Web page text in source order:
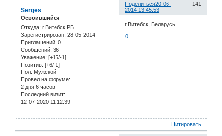
Поделиться 141
20-06-
2014 13:45:53
Serges
Освоившийся
Откуда: г.Витебск РБ
Зарегистрирован: 28-05-2014
Приглашений: 0
Сообщений: 36
Уважение: [+15/-1]
Позитив: [+6/-1]
Пол: Мужской
Провел на форуме:
2 дня 6 часов
Последний визит:
12-07-2020 11:12:39
г.Витебск, Беларусь
0
Цитировать